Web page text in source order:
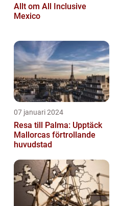
Allt om All Inclusive
Mexico
07 januari 2024
Resa till Palma: Upptäck
Mallorcas förtrollande
huvudstad